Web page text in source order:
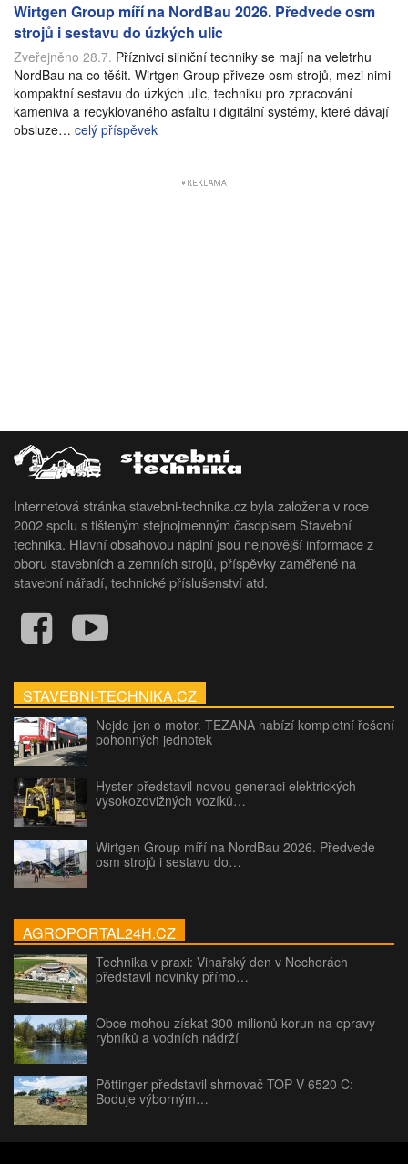
Wirtgen Group míří na NordBau 2026. Předvede osm
strojů i sestavu do úzkých ulic
Zveřejněno 28.7. Příznivci silniční techniky se mají na veletrhu
NordBau na co těšit. Wirtgen Group přiveze osm strojů, mezi nimi
kompaktní sestavu do úzkých ulic, techniku pro zpracování
kameniva a recyklovaného asfaltu i digitální systémy, které dávají
obsluze… celý příspěvek
Internetová stránka stavebni-technika.cz byla založena v roce
2002 spolu s tišteným stejnojmenným časopisem Stavební
technika. Hlavní obsahovou náplní jsou nejnovější informace z
oboru stavebních a zemních strojů, příspěvky zaměřené na
stavební nářadí, technické příslušenství atd.
STAVEBNI-TECHNIKA.CZ
Nejde jen o motor. TEZANA nabízí kompletní řešení
pohonných jednotek
Hyster představil novou generaci elektrických
vysokozdvižných vozíků…
Wirtgen Group míří na NordBau 2026. Předvede
osm strojů i sestavu do…
AGROPORTAL24H.CZ
Technika v praxi: Vinařský den v Nechorách
představil novinky přímo…
Obce mohou získat 300 milionů korun na opravy
rybníků a vodních nádrží
Pöttinger představil shrnovač TOP V 6520 C:
Boduje výborným…